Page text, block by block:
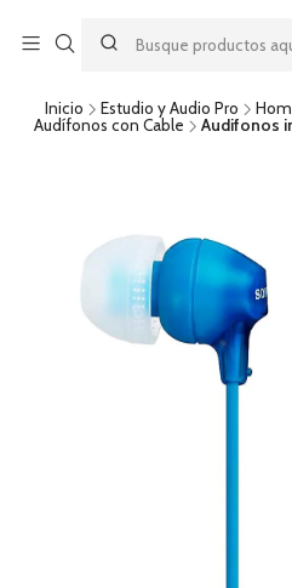
descuento por
por una compra mínima de
acumulable a otras promociones ni
Inicio Estudio y Audio Pro
Audífonos con Cable
Audifonos